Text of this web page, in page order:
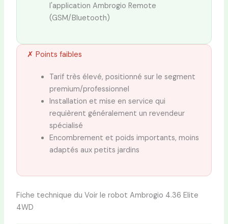
l'application Ambrogio Remote
(GSM/Bluetooth)
✗ Points faibles
Tarif très élevé, positionné sur le segment
premium/professionnel
Installation et mise en service qui
requièrent généralement un revendeur
spécialisé
Encombrement et poids importants, moins
adaptés aux petits jardins
Fiche technique du Voir le robot Ambrogio 4.36 Elite
4WD